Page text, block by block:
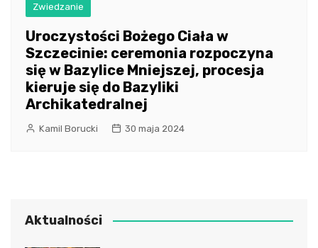
Zwiedzanie
Uroczystości Bożego Ciała w
Szczecinie: ceremonia rozpoczyna
się w Bazylice Mniejszej, procesja
kieruje się do Bazyliki
Archikatedralnej
Kamil Borucki 30 maja 2024
Aktualności